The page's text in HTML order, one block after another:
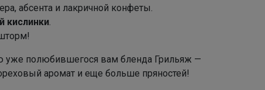
абсента и лакричной конфеты.
кислинки
уже полюбившегося вам бленда Грильяж —
аромат и еще больше пряностей!